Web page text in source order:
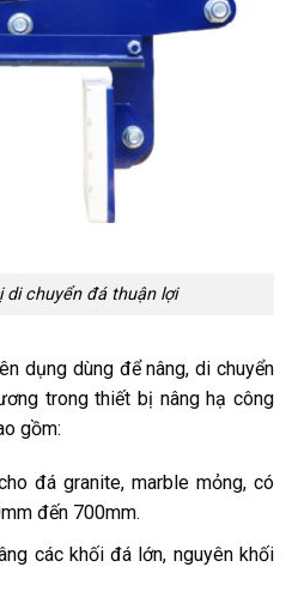
di chuyển đá thuận lợi
dụng dùng để nâng, di chuyển
trong thiết bị nâng hạ công
gồm:
đá granite, marble mỏng, có
đến 700mm.
các khối đá lớn, nguyên khối